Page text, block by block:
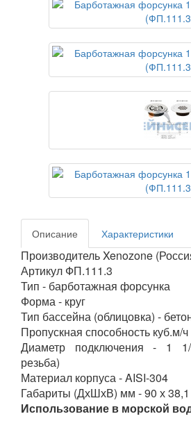
Описание Характеристики
Производитель Xenozone
Артикул ФП.111.3
Тип - барботажная форсунка
Форма - круг
Тип бассейна (облицовка) -
Пропускная способность куб.м/
Диаметр подключения - 1
резьба)
Материал корпуса - AISI-304
Габариты (ДхШхВ) мм - 90 х
Использование в морской